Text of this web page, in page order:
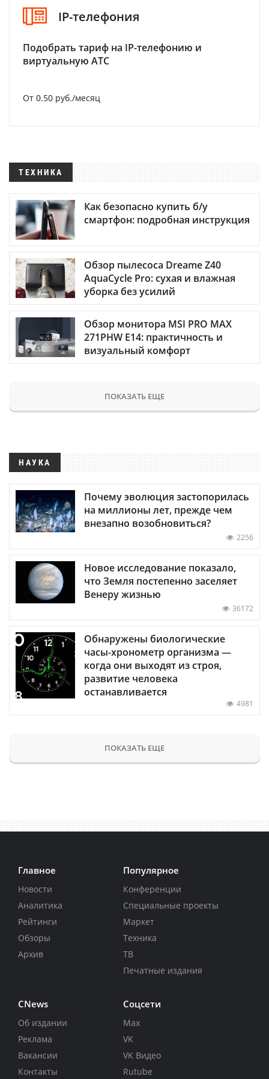
IP-телефония
Подобрать тариф на IP-телефонию и
виртуальную АТС
От 0.50 руб./месяц
ТЕХНИКА
Как безопасно купить б/у
смартфон: подробная инструкция
Обзор пылесоса Dreame Z40
AquaCycle Pro: сухая и влажная
уборка без усилий
Обзор монитора MSI PRO MAX
271PHW E14: практичность и
визуальный комфорт
ПОКАЗАТЬ ЕЩЕ
НАУКА
Почему эволюция застопорилась
на миллионы лет, прежде чем
внезапно возобновиться?
2256
Новое исследование показало,
что Земля постепенно заселяет
Венеру жизнью
36172
Обнаружены биологические
часы-хронометр организма —
когда они выходят из строя,
развитие человека
останавливается
4981
ПОКАЗАТЬ ЕЩЕ
Главное
Новости
Аналитика
Рейтинги
Обзоры
Архив
Популярное
Конференции
Специальные проекты
Маркет
Техника
ТВ
Печатные издания
CNews
Об издании
Реклама
Вакансии
Контакты
Соцсети
Max
VK
VK Видео
Rutube